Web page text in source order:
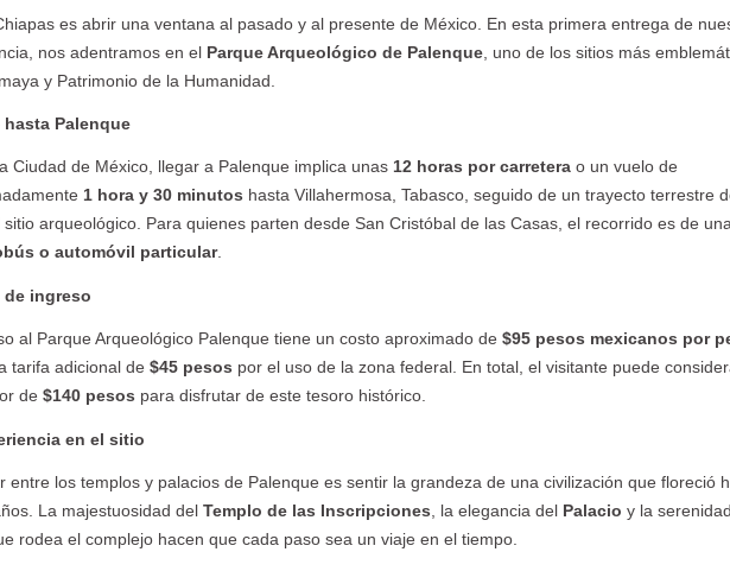
es abrir una ventana al pasado y al presente de México. En esta primera entrega de
nos adentramos en el Parque Arqueológico de Palenque, uno de los sitios más
y Patrimonio de la Humanidad.
hasta Palenque
Ciudad de México, llegar a Palenque implica unas 12 horas por carreterao un vuelo de
1 hora y 30 minutos hasta Villahermosa, Tabasco, seguido de un trayecto terrestre
sitio arqueológico. Para quienes parten desde San Cristóbal de las Casas, el recorrido es de
o automóvil particular.
de ingreso
al Parque Arqueológico Palenque tiene un costo aproximado de $95 pesos mexicanos por
tarifa adicional de $45 pesos por el uso de la zona federal. En total, el visitante puede
de $140 pesos para disfrutar de este tesoro histórico.
en el sitio
entre los templos y palacios de Palenque es sentir la grandeza de una civilización que floreció
La majestuosidad del Templo de las Inscripciones , la elegancia del Palacio y la
rodea el complejo hacen que cada paso sea un viaje en el tiempo.